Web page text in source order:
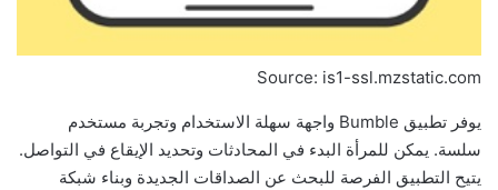
Source: is1-ssl.mzstatic.com
يوفر تطبيق Bumble واجهة سهلة الاستخدام وتجربة مستخدم
سلسة. يمكن للمرأة البدء في المحادثات وتحديد الإيقاع في التواصل.
يتيح التطبيق الفرصة للبحث عن الصداقات الجديدة وبناء شبكة